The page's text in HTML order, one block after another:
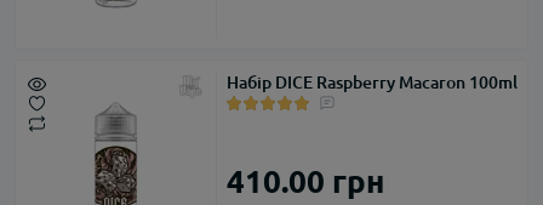
Набір DICE Raspberry Macaron 100ml
410.00 грн